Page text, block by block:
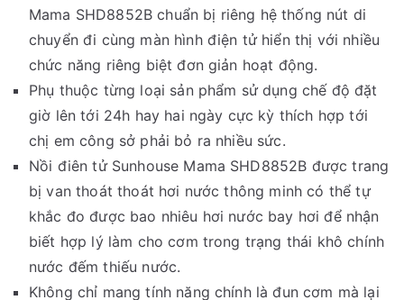
Mama SHD8852B chuẩn bị riêng hệ thống nút di
chuyển đi cùng màn hình điện tử hiển thị với nhiều
chức năng riêng biệt đơn giản hoạt động.
Phụ thuộc từng loại sản phẩm sử dụng chế độ đặt
giờ lên tới 24h hay hai ngày cực kỳ thích hợp tới
chị em công sở phải bỏ ra nhiều sức.
Nồi điên tử Sunhouse Mama SHD8852B được trang
bị van thoát thoát hơi nước thông minh có thể tự
khắc đo được bao nhiêu hơi nước bay hơi để nhận
biết hợp lý làm cho cơm trong trạng thái khô chính
nước đếm thiếu nước.
Không chỉ mang tính năng chính là đun cơm mà lại